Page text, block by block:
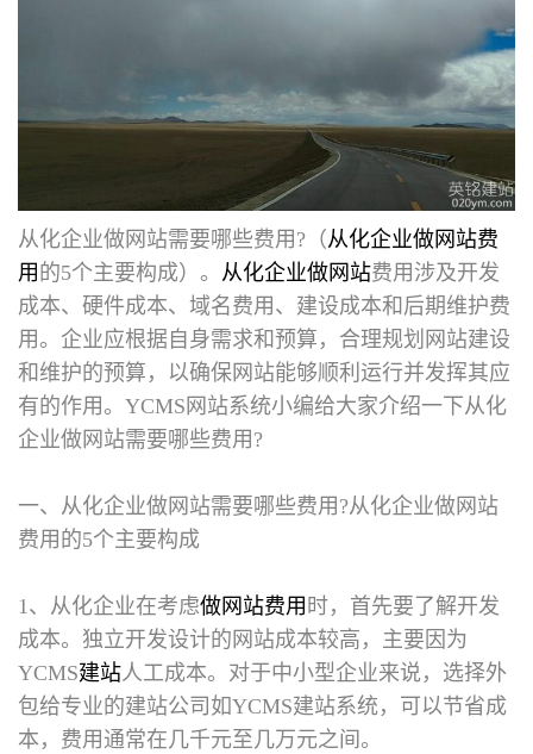
从化企业做网站需要哪些费用 ?（从化企业做网站费
用 的5个主要构成）。 从化企业做网站费用涉及开发
成本、硬件成本、域名费用、建设成本和后期维护费
用。企业应根据自身需求和预算，合理规划网站建设
和维护的预算，以确保网站能够顺利运行并发挥其应
有的作用。YCMS网站系统小编给大家介绍一下从化
企业做网站需要哪些费用?
一、从化企业做网站需要哪些费用?从化企业做网站
费用的5个主要构成
1、从化企业在考虑做网站费用 时，首先要了解开发
成本。独立开发设计的网站成本较高，主要因为
YCMS建站人工成本。对于中小型企业来说，选择外
包给专业的建站公司如YCMS建站系统，可以节省成
本，费用通常在几千元至几万元之间。